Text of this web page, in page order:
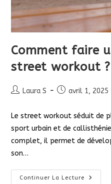
Comment faire
street workout ?
Auteur/autrice
la
Laura S
Publication
avril 1, 2025
Le street workout séduit de
sport urbain et de
complet, il permet de
son…
Continuer La Lecture